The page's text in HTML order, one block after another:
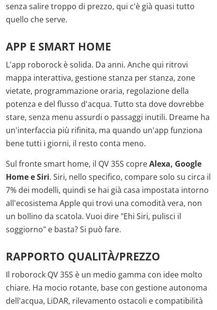
senza salire troppo di prezzo, qui c'è già quasi tutto
quello che serve.
APP E SMART HOME
L'app roborock è solida. Da anni. Anche qui ritrovi
mappa interattiva, gestione stanza per stanza, zone
vietate, programmazione oraria, regolazione della
potenza e del flusso d'acqua. Tutto sta dove dovrebbe
stare, senza menu assurdi o passaggi inutili. Dreame ha
un'interfaccia più rifinita, ma quando un'app funziona
bene tutti i giorni, il resto conta meno.
Sul fronte smart home, il QV 35S copreAlexa, Google
Home e Siri. Siri, nello specifico, compare solo su circa il
7% dei modelli, quindi se hai già casa impostata intorno
all'ecosistema Apple qui trovi una comodità vera, non
un bollino da scatola. Vuoi dire "Ehi Siri, pulisci il
soggiorno" e basta? Si può fare.
RAPPORTO QUALITÀ/PREZZO
Il roborock QV 35S è un medio gamma con idee molto
chiare. Ha mocio rotante, base con gestione autonoma
dell'acqua, LiDAR, rilevamento ostacoli e compatibilità